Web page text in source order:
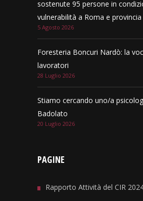
sostenute 95 persone in
vulnerabilità a Roma e provincia
5 Agosto 2026
Foresteria Boncuri Nardò: la
lavoratori
28 Luglio 2026
Stiamo cercando uno/a
Badolato
20 Luglio 2026
PAGINE
Rapporto Attività del CIR